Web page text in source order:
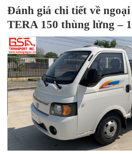
Đánh giá chi tiết về
TERA 150 thùng lửng –